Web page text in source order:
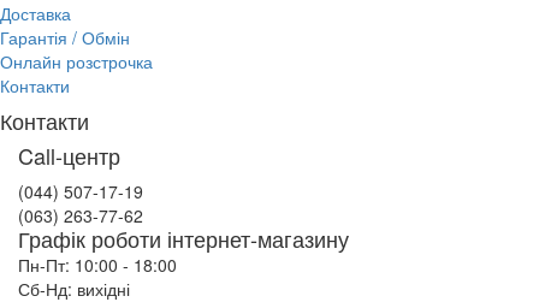
Доставка
Гарантія / Обмін
Онлайн розстрочка
Контакти
Контакти
Call-центр
(044) 507-17-19
(063) 263-77-62
Графік роботи інтернет-магазину
Пн-Пт: 10:00 - 18:00
Сб-Нд: вихідні